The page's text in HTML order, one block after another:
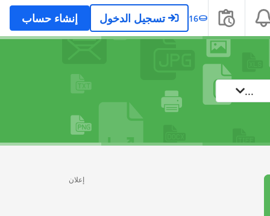
16 تسجيل الدخول إنشاء حساب
...
إعلان